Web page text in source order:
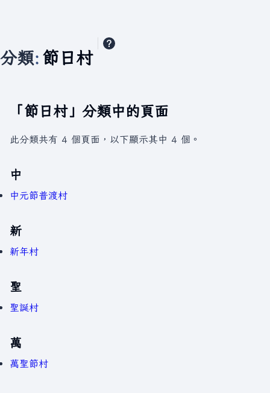
分類: 節日村
「節日村」分類中的頁面
此分類共有 4 個頁面，以下顯示其中 4 個。
中
中元節普渡村
新
新年村
聖
聖誕村
萬
萬聖節村